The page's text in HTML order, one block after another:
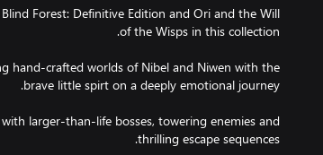
Forest: Definitive Edition and Ori and the Will
hand-crafted worlds of Nibel and Niwen with the
larger-than-life bosses, towering enemies and